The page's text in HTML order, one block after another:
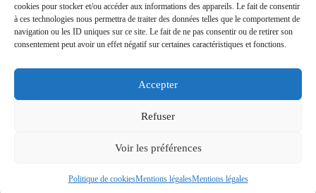
cookies pour stocker et/ou accéder aux informations des appareils. Le fait de consentir
à ces technologies nous permettra de traiter des données telles que le comportement de
navigation ou les ID uniques sur ce site. Le fait de ne pas consentir ou de retirer son
consentement peut avoir un effet négatif sur certaines caractéristiques et fonctions.
Accepter
Refuser
Voir les préférences
Politique de cookiesMentions légalesMentions légales
Qui sommes-nous ?
SUIVEZ-NOUS
© G Électricité - SIREN 952700771 - Réalisation
Politique de confidentialité